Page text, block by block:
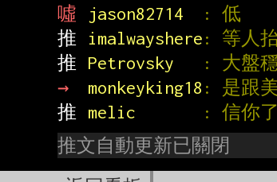
噓
jason82714 : 低
推
imalwayshere: 等人
推
Petrovsky : 大盤
→
monkeyking18 : 是跟
推
melic : 信你了
推文自動更新已關閉